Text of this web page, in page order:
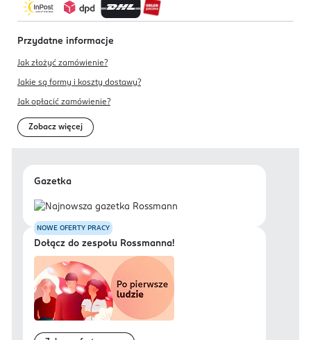
Przydatne informacje
Jak złożyć zamówienie?
Jakie są formy i koszty dostawy?
Jak opłacić zamówienie?
Zobacz więcej
Gazetka
NOWE OFERTY PRACY
Dołącz do zespołu Rossmanna!